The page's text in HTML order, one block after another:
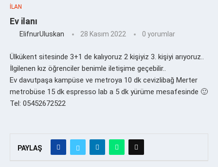
İLAN
Ev ilanı
ElifnurUluskan 28 Kasım 2022 0 yorumlar
Ülkükent sitesinde 3+1 de kalıyoruz 2 kişiyiz 3. kişiyi arıyoruz..
İlgilenen kız öğrenciler benimle iletişime geçebilir..
Ev davutpaşa kampüse ve metroya 10 dk cevizlibağ Merter
metrobüse 15 dk espresso lab a 5 dk yürüme mesafesinde 🙂
Tel: 05452672522
PAYLAŞ